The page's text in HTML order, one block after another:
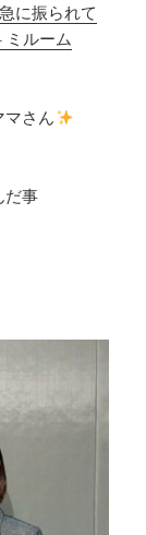
に振られて
ミルーム
マさん
だ事